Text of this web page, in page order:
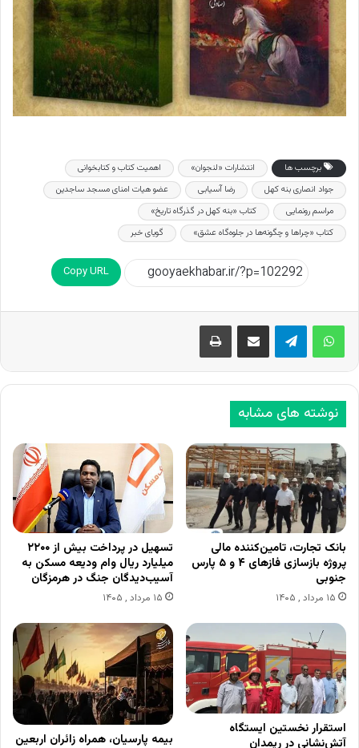
برچسب ها انتشارات «لنجوان»
اهمیت کتاب و کتابخوانی
جواد انصاری بنه کهل
رضا آسیابی
عضو هیات امنای مسجد ساجدین
مراسم رونمایی
کتاب «بنه کهل در گذرگاه تاریخ»
کتاب «چراها و چگونه‌ها در جلوه‌گاه عشق»
گویای خبر
Copy URL
اشتراک گذاری از طریق ایمیل چاپ
نوشته های مشابه
بانک تجارت، تامین‌کننده مالی
پروژه بازسازی فازهای ۴ و ۵ پارس
جنوبی
۱۵ مرداد , ۱۴۰۵
تسهیل در پرداخت بیش از ۲۲۰۰
میلیارد ریال وام ودیعه مسکن به
آسیب‌دیدگان جنگ در هرمزگان
۱۵ مرداد , ۱۴۰۵
استقرار نخستین ایستگاه
آتش‌نشانی در ریمدان
بیمه پارسیان، همراه زائران اربعین